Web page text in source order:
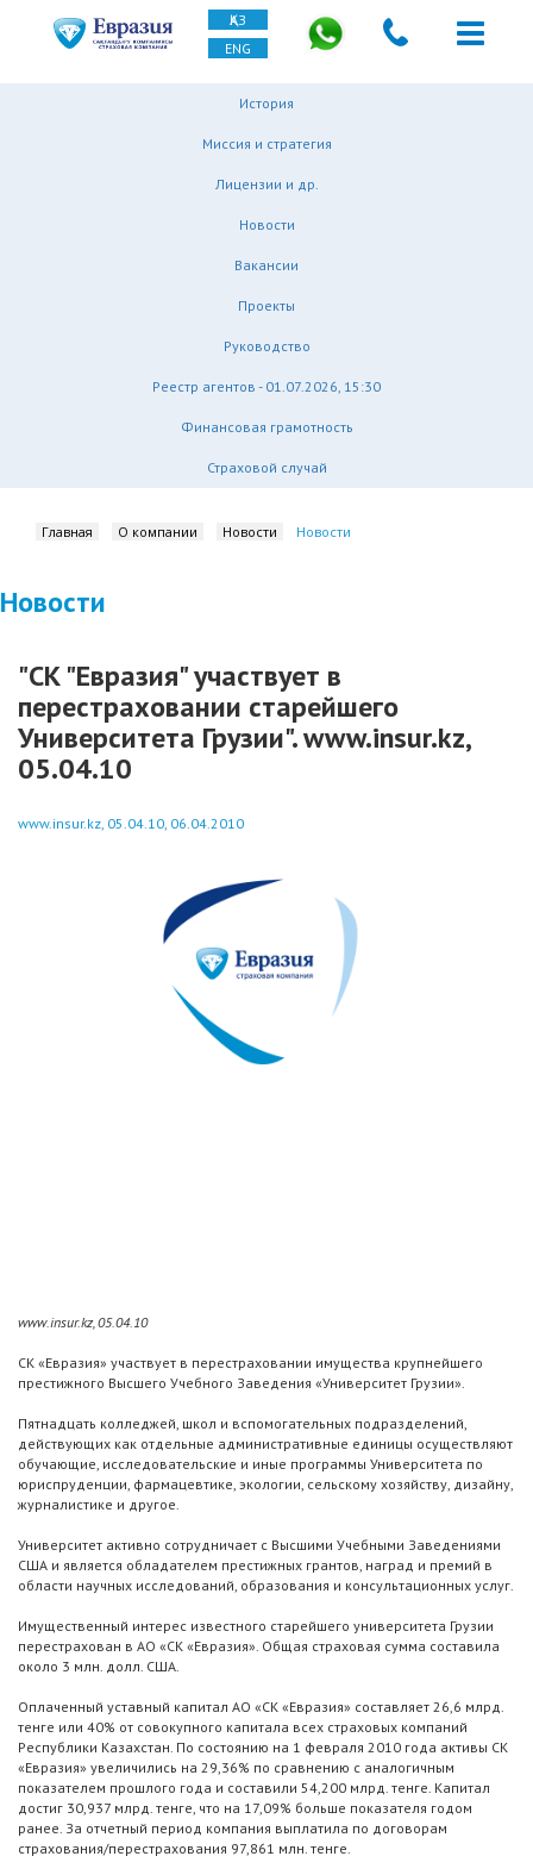
ҚАЗ
ENG
История
Миссия и стратегия
Лицензии и др.
Новости
Вакансии
Проекты
Руководство
Реестр агентов - 01.07.2026, 15:30
Финансовая грамотность
Страховой случай
Главная О компании Новости Новости
Новости
"СК "Евразия" участвует в
перестраховании старейшего
Университета Грузии". www.insur.kz,
05.04.10
www.insur.kz, 05.04.10, 06.04.2010
www.insur.kz, 05.04.10
СК «Евразия» участвует в перестраховании имущества крупнейшего
престижного Высшего Учебного Заведения «Университет Грузии».
Пятнадцать колледжей, школ и вспомогательных подразделений,
действующих как отдельные административные единицы осуществляют
обучающие, исследовательские и иные программы Университета по
юриспруденции, фармацевтике, экологии, сельскому хозяйству, дизайну,
журналистике и другое.
Университет активно сотрудничает с Высшими Учебными Заведениями
США и является обладателем престижных грантов, наград и премий в
области научных исследований, образования и консультационных услуг.
Имущественный интерес известного старейшего университета Грузии
перестрахован в АО «СК «Евразия». Общая страховая сумма составила
около 3 млн. долл. США.
Оплаченный уставный капитал АО «СК «Евразия» составляет 26,6 млрд.
тенге или 40% от совокупного капитала всех страховых компаний
Республики Казахстан. По состоянию на 1 февраля 2010 года активы СК
«Евразия» увеличились на 29,36% по сравнению с аналогичным
показателем прошлого года и составили 54,200 млрд. тенге. Капитал
достиг 30,937 млрд. тенге, что на 17,09% больше показателя годом
ранее. За отчетный период компания выплатила по договорам
страхования/перестрахования 97,861 млн. тенге.